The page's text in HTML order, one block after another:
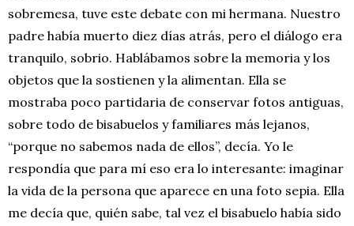
sobremesa, tuve este debate con mi hermana. Nuestro
padre había muerto diez días atrás, pero el diálogo era
tranquilo, sobrio. Hablábamos sobre la memoria y los
objetos que la sostienen y la alimentan. Ella se
mostraba poco partidaria de conservar fotos antiguas,
sobre todo de bisabuelos y familiares más lejanos,
“porque no sabemos nada de ellos”, decía. Yo le
respondía que para mí eso era lo interesante: imaginar
la vida de la persona que aparece en una foto sepia. Ella
me decía que, quién sabe, tal vez el bisabuelo había sido